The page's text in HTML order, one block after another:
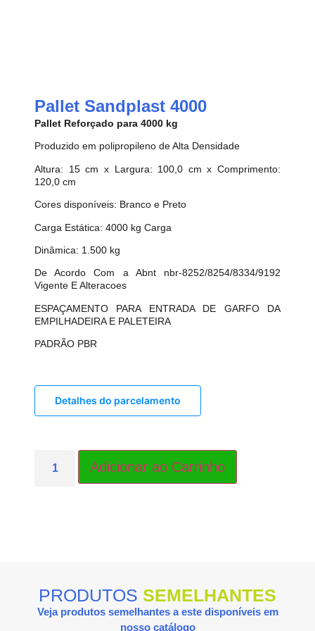
Pallet Sandplast 4000
Pallet Reforçado para 4000 kg
Produzido em polipropileno de Alta Densidade
Altura: 15 cm x Largura: 100,0 cm x Comprimento:
120,0 cm
Cores disponíveis: Branco e Preto
Carga Estática: 4000 kg Carga
Dinâmica: 1.500 kg
De Acordo Com a Abnt nbr-8252/8254/8334/9192
Vigente E Alteracoes
ESPAÇAMENTO PARA ENTRADA DE GARFO DA
EMPILHADEIRA E PALETEIRA
PADRÃO PBR
Detalhes do parcelamento
PRODUTOS SEMELHANTES
Veja produtos semelhantes a este disponíveis em
nosso catálogo